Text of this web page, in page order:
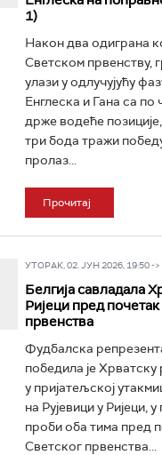
1)
Након два одиграна
Светском првенству,
улази у одлучујућу
Енглеска и Гана са по
држе водеће
три бода тражи
пролаз...
Прочитај
УТОРАК, 02. ЈУН 2026, 19:50 ->
Белгија савладала
Ријеци пред
првенства
Фудбалска
победила је
у пријатељској
на Рујевици у Ријеци,
проби оба тима пред
Светског првенства...